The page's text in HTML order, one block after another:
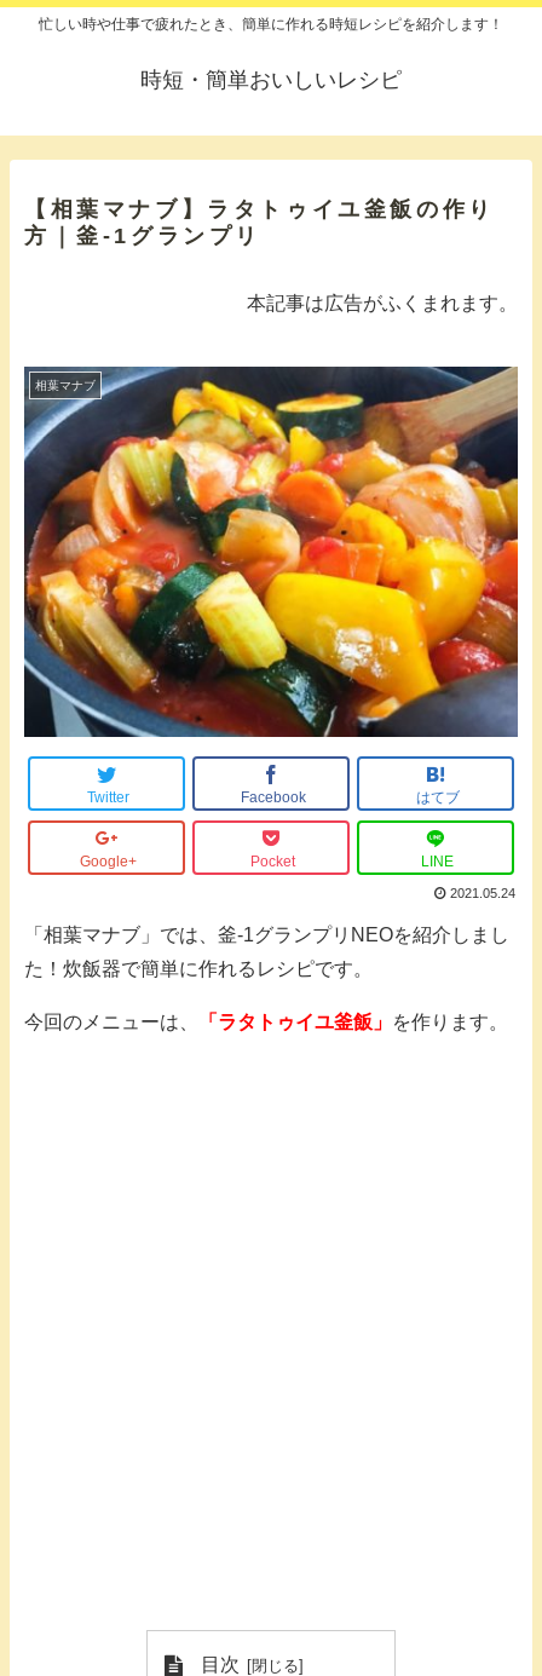
忙しい時や仕事で疲れたとき、簡単に作れる時短レシピを紹介します！
時短・簡単おいしいレシピ
【相葉マナブ】ラタトゥイユ釜飯の作り
方｜釜-1グランプリ
本記事は広告がふくまれます。
相葉マナブ
Twitter Facebook はてブ
Google+ Pocket LINE
2021.05.24
「相葉マナブ」では、釜-1グランプリNEOを紹介しまし
た！炊飯器で簡単に作れるレシピです。
今回のメニューは、 「ラタトゥイユ釜飯」 を作ります。
目次